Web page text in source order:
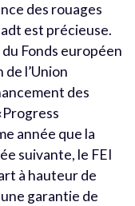
des rouages
est précieuse.
Fonds européen
l’Union
des
année que la
suivante, le FEI
à hauteur de
garantie de